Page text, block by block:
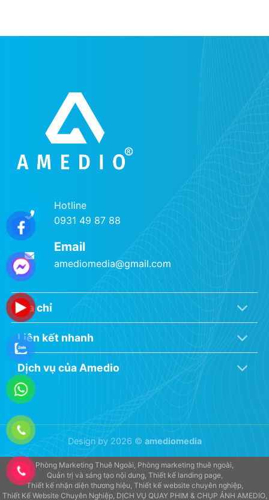
Hotline
0931 49 87 88
Email
amediomedia@gmail.com
Địa chỉ
Liên kết nhanh
Dịch vụ của Amedio
Design by 2026 © amediomedia
Phòng Marketing Thuê Ngoài Phòng marketing thuê ngoài
Quản trị và sáng tạo nội dung Thiết kế landing page
Thiết kế nhận diện thương hiệu Thiết kế website chuyên nghiệp
Thiết Kế Website Chuyên Nghiệp DỊCH VỤ QUAY PHIM & CHỤP ẢNH AMEDIO